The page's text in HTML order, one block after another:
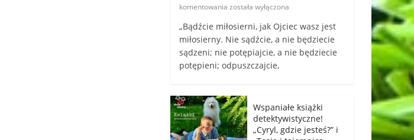
komentowania została wyłączona
„Bądźcie miłosierni, jak Ojciec wasz jest
miłosierny. Nie sądźcie, a nie będziecie
sądzeni; nie potępiajcie, a nie będziecie
potępieni; odpuszczajcie,
Wspaniałe książki
detektywistyczne!
„Cyryl, gdzie jesteś?” i